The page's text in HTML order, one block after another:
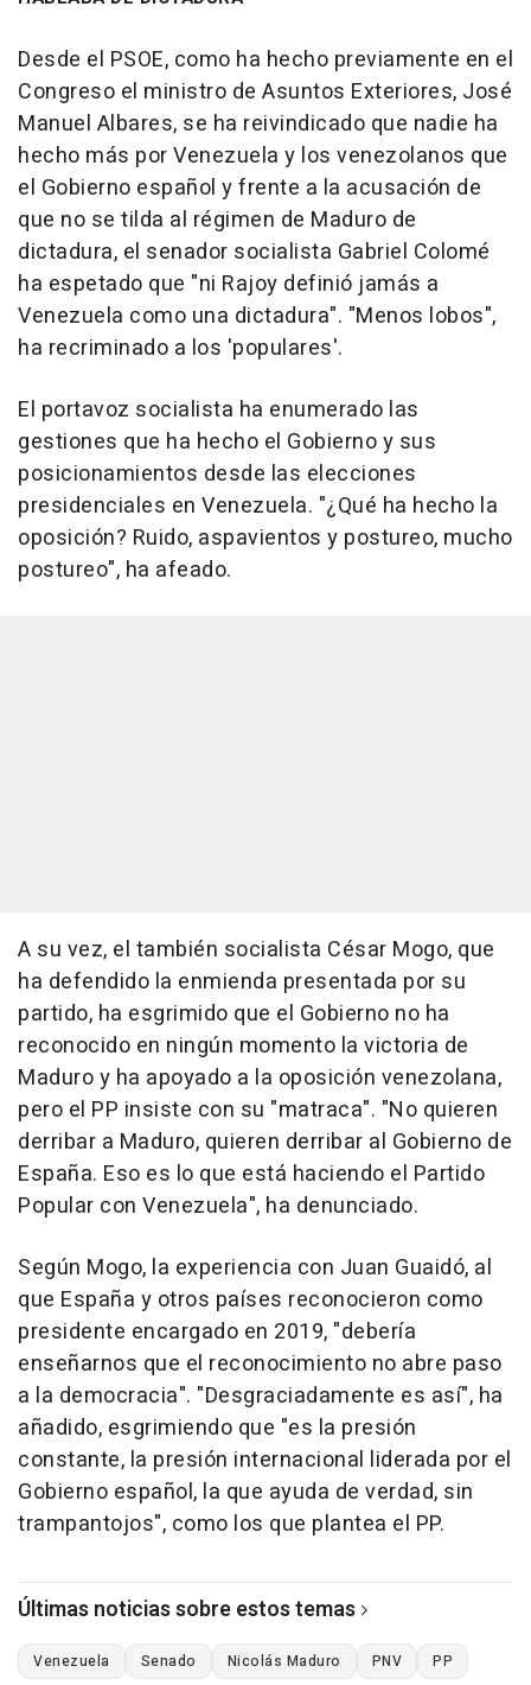
Desde el PSOE, como ha hecho previamente en el
Congreso el ministro de Asuntos Exteriores, José
Manuel Albares, se ha reivindicado que nadie ha
hecho más por Venezuela y los venezolanos que
el Gobierno español y frente a la acusación de
que no se tilda al régimen de Maduro de
dictadura, el senador socialista Gabriel Colomé
ha espetado que "ni Rajoy definió jamás a
Venezuela como una dictadura". "Menos lobos",
ha recriminado a los 'populares'.
El portavoz socialista ha enumerado las
gestiones que ha hecho el Gobierno y sus
posicionamientos desde las elecciones
presidenciales en Venezuela. "¿Qué ha hecho la
oposición? Ruido, aspavientos y postureo, mucho
postureo", ha afeado.
A su vez, el también socialista César Mogo, que
ha defendido la enmienda presentada por su
partido, ha esgrimido que el Gobierno no ha
reconocido en ningún momento la victoria de
Maduro y ha apoyado a la oposición venezolana,
pero el PP insiste con su "matraca". "No quieren
derribar a Maduro, quieren derribar al Gobierno de
España. Eso es lo que está haciendo el Partido
Popular con Venezuela", ha denunciado.
Según Mogo, la experiencia con Juan Guaidó, al
que España y otros países reconocieron como
presidente encargado en 2019, "debería
enseñarnos que el reconocimiento no abre paso
a la democracia". "Desgraciadamente es así", ha
añadido, esgrimiendo que "es la presión
constante, la presión internacional liderada por el
Gobierno español, la que ayuda de verdad, sin
trampantojos", como los que plantea el PP.
Últimas noticias sobre estos temas
Venezuela Senado Nicolás Maduro PNV PP